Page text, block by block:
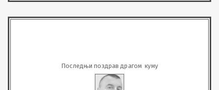
Последњи поздрав драгом  куму